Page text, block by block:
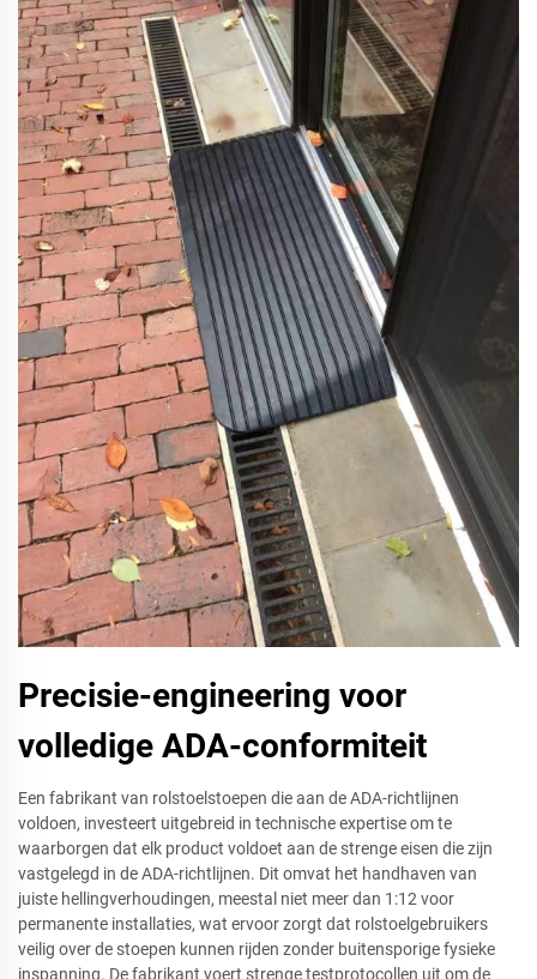
Precisie-engineering voor
volledige ADA-conformiteit
Een fabrikant van rolstoelstoepen die aan de ADA-richtlijnen
voldoen, investeert uitgebreid in technische expertise om te
waarborgen dat elk product voldoet aan de strenge eisen die zijn
vastgelegd in de ADA-richtlijnen. Dit omvat het handhaven van
juiste hellingverhoudingen, meestal niet meer dan 1:12 voor
permanente installaties, wat ervoor zorgt dat rolstoelgebruikers
veilig over de stoepen kunnen rijden zonder buitensporige fysieke
inspanning. De fabrikant voert strenge testprotocollen uit om de